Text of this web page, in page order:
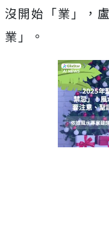
沒開始「業」，
業」。